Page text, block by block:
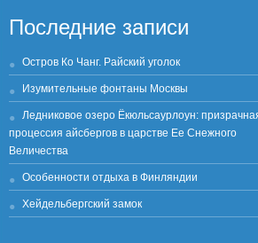
Последние записи
Остров Ко Чанг. Райский уголок
Изумительные фонтаны Москвы
Ледниковое озеро Ёкюльсаурлоун:
процессия айсбергов в царстве Ее Снежного
Величества
Особенности отдыха в Финляндии
Хейдельбергский замок